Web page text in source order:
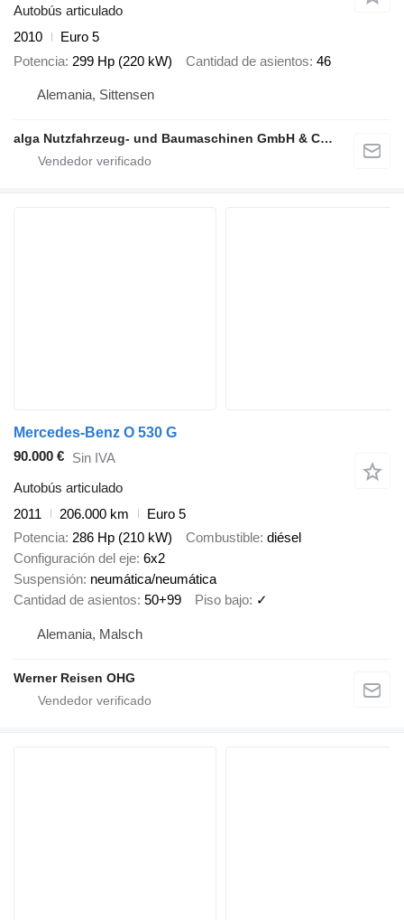
Autobús articulado
2010
Euro 5
Potencia 299 Hp (220 kW) Cantidad de asientos 46
Alemania, Sittensen
alga Nutzfahrzeug- und Baumaschinen GmbH & Co. KG
Mercedes-Benz O 530 G
90.000 € Sin IVA
Autobús articulado
2011
206.000 km
Euro 5
Potencia 286 Hp (210 kW) Combustible diésel
Configuración del eje 6x2
Suspensión neumática/neumática
Cantidad de asientos 50+99 Piso bajo ✓
Alemania, Malsch
Werner Reisen OHG